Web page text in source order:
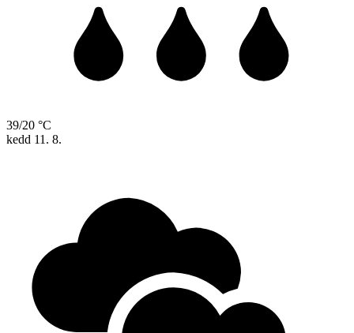
39/20 °C
kedd 11. 8.